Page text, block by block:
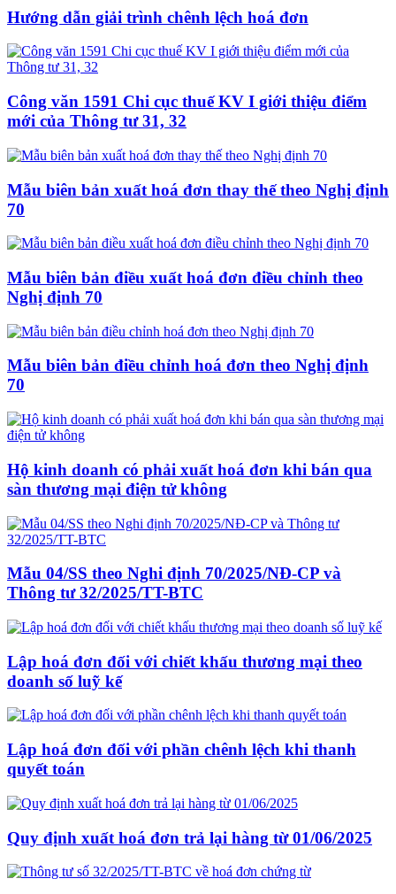
Hướng dẫn giải trình chênh lệch hoá đơn
Công văn 1591 Chi cục thuế KV I giới thiệu điểm
mới của Thông tư 31, 32
Mẫu biên bản xuất hoá đơn thay thế theo Nghị định
70
Mẫu biên bản điều xuất hoá đơn điều chỉnh theo
Nghị định 70
Mẫu biên bản điều chỉnh hoá đơn theo Nghị định
70
Hộ kinh doanh có phải xuất hoá đơn khi bán qua
sàn thương mại điện tử không
Mẫu 04/SS theo Nghi định 70/2025/NĐ-CP và
Thông tư 32/2025/TT-BTC
Lập hoá đơn đối với chiết khấu thương mại theo
doanh số luỹ kế
Lập hoá đơn đối với phần chênh lệch khi thanh
quyết toán
Quy định xuất hoá đơn trả lại hàng từ 01/06/2025